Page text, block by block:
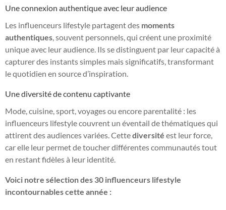
Une connexion authentique avec leur audience
Les influenceurs lifestyle partagent des moments
authentiques , souvent personnels, qui créent une proximité
unique avec leur audience. Ils se distinguent par leur capacité à
capturer des instants simples mais significatifs, transformant
le quotidien en source d’inspiration.
Une diversité de contenu captivante
Mode, cuisine, sport, voyages ou encore parentalité : les
influenceurs lifestyle couvrent un éventail de thématiques qui
attirent des audiences variées. Cettediversité est leur force,
car elle leur permet de toucher différentes communautés tout
en restant fidèles à leur identité.
Voici notre sélection des 30 influenceurs lifestyle
incontournables cette année :